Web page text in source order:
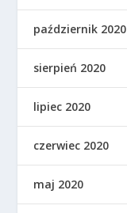
październik 2020
sierpień 2020
lipiec 2020
czerwiec 2020
maj 2020